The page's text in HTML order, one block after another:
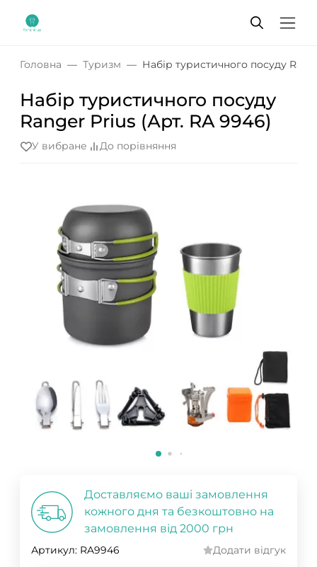
Головна Туризм Набір туристичного посуду
Набір туристичного посуду
Ranger Prius (Арт. RA 9946)
У вибране До порівняння
Доставляємо ваші замовлення
кожного дня та безкоштовно на
замовлення від 2000 грн
Артикул: RA9946 Додати відгук